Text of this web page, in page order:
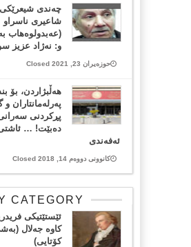
چه‌ندی
شاعیری ناسراو
(عه‌بدولوه‌هاب
و: نه‌ژاد عزیز
حوزەیران 23, 2021 Closed
هەڵبژاردن، بۆ
پەرلەمانتاران و
پڕکردنی
دەبێت! … ئاشتی
ئەفەندی
کانوونی دووەم 14, 2018 Closed
CATEGORY
ئێستێتیکی
کاوە جەلال
کۆتایی)